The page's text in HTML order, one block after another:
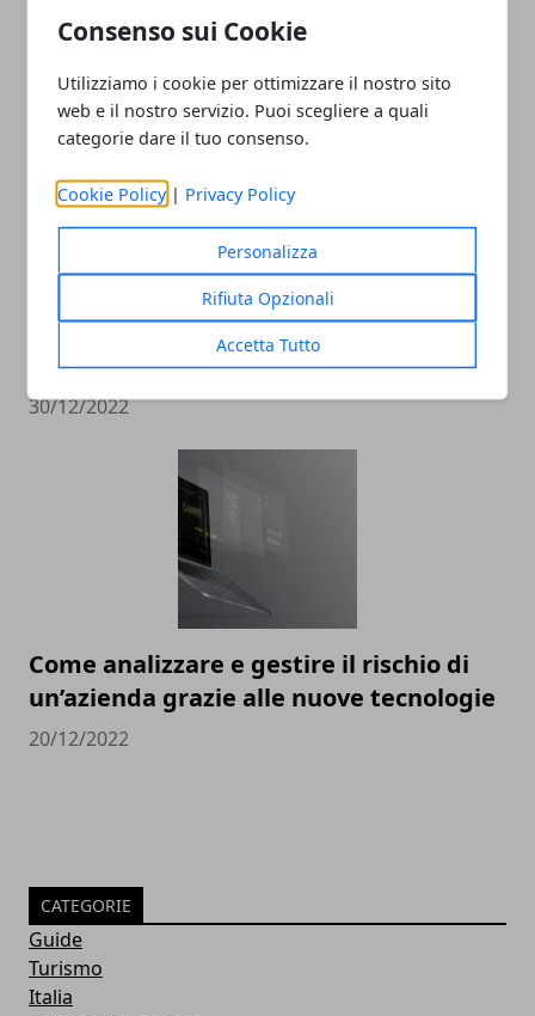
Consenso sui Cookie
Utilizziamo i cookie per ottimizzare il nostro sito
web e il nostro servizio. Puoi scegliere a quali
categorie dare il tuo consenso.
Cookie Policy | Privacy Policy
Personalizza
Rifiuta Opzionali
Accetta Tutto
Marketing
12/12/2024
Pubblicità sui social: come farla e
perché è importante
30/12/2022
Come analizzare e gestire il rischio di
un’azienda grazie alle nuove tecnologie
20/12/2022
CATEGORIE
Guide
Turismo
Italia